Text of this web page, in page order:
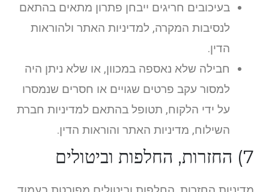
בעיכובים חריגים ייבחן פתרון מתאים בהתאם
לנסיבות המקרה, למדיניות האתר ולהוראות
הדין.
חבילה שלא נאספה במכוון, או שלא ניתן היה
למסור עקב פרטים שגויים או חסרים שנמסרו
על ידי הלקוח, תטופל בהתאם למדיניות חברת
השילוח, מדיניות האתר והוראות הדין.
7) החזרות, החלפות וביטולים